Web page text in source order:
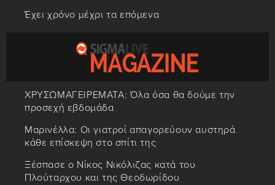
Έχει χρόνο μέχρι τα επόμενα
ΧΡΥΣΩΜΑΓΕΙΡΕΜΑΤΑ: Όλα όσα θα δούμε την
προσεχή εβδομάδα
Μαρινέλλα: Οι γιατροί απαγορεύουν αυστηρά
κάθε επίσκεψη στο σπίτι της
Ξέσπασε ο Νίκος Νικόλιζας κατά του
Πλούταρχου και της Θεοδωρίδου